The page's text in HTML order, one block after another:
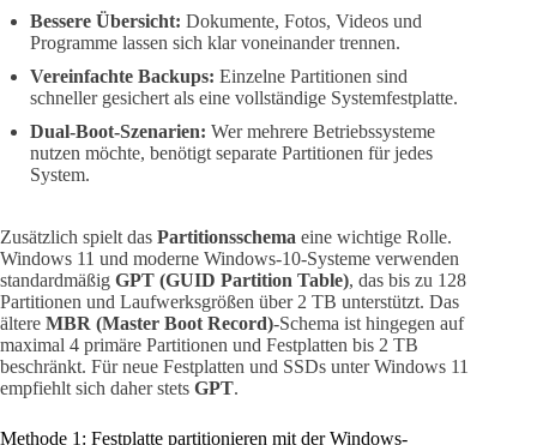
Bessere Übersicht: Dokumente, Fotos, Videos und
Programme lassen sich klar voneinander trennen.
Vereinfachte Backups: Einzelne Partitionen sind
schneller gesichert als eine vollständige Systemfestplatte.
Dual-Boot-Szenarien: Wer mehrere Betriebssysteme
nutzen möchte, benötigt separate Partitionen für jedes
System.
Zusätzlich spielt das Partitionsschema eine wichtige Rolle.
Windows 11 und moderne Windows-10-Systeme verwenden
standardmäßig GPT (GUID Partition Table), das bis zu 128
Partitionen und Laufwerksgrößen über 2 TB unterstützt. Das
ältere MBR (Master Boot Record)-Schema ist hingegen auf
maximal 4 primäre Partitionen und Festplatten bis 2 TB
beschränkt. Für neue Festplatten und SSDs unter Windows 11
empfiehlt sich daher stets GPT.
Methode 1: Festplatte partitionieren mit der Windows-